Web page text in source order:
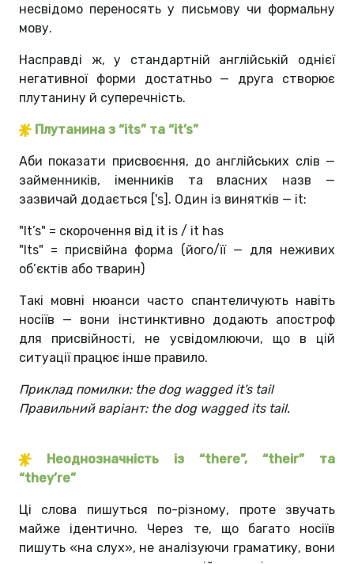
несвідомо переносять у письмову чи формальну
мову.
Насправді ж, у стандартній англійській однієї
негативної форми достатньо — друга створює
плутанину й суперечність.
Плутанина з “its” та “it’s”
Аби показати присвоєння, до англійських слів —
займенників, іменників та власних назв —
зазвичай додається ['s]. Один із винятків — it:
"It’s" = скорочення від it is / it has
"Its" = присвійна форма (його/її — для неживих
об’єктів або тварин)
Такі мовні нюанси часто спантеличують навіть
носіїв — вони інстинктивно додають апостроф
для присвійності, не усвідомлюючи, що в цій
ситуації працює інше правило.
Приклад помилки: the dog wagged it’s tail
Правильний варіант: the dog wagged its tail.
Неоднозначність із “there”, “their” та
“they’re”
Ці слова пишуться по-різному, проте звучать
майже ідентично. Через те, що багато носіїв
пишуть «на слух», не аналізуючи граматику, вони